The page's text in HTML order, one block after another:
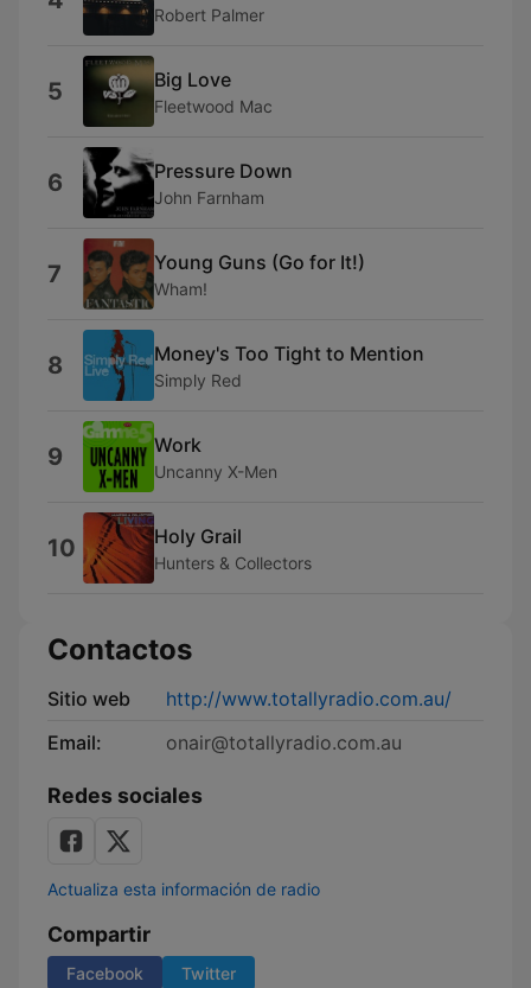
Robert Palmer
5 Big Love
Fleetwood Mac
6 Pressure Down
John Farnham
7 Young Guns (Go for It!)
Wham!
8 Money's Too Tight to Mention
Simply Red
9 Work
Uncanny X-Men
10 Holy Grail
Hunters & Collectors
Contactos
Sitio web
http://www.totallyradio.com.au/
Email:
onair@totallyradio.com.au
Redes sociales
Actualiza esta información de radio
Compartir
Facebook Twitter